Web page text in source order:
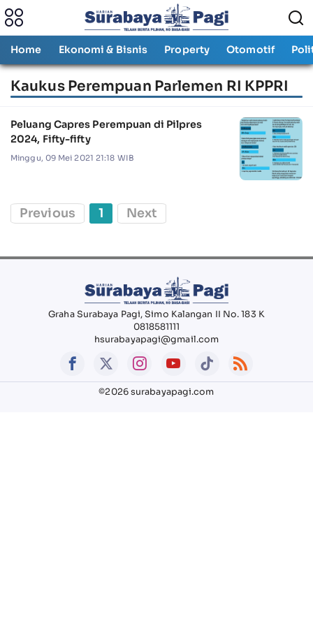
Home Ekonomi & Bisnis Property Otomotif
Kaukus Perempuan Parlemen RI KPPRI
Peluang Capres Perempuan di Pilpres
2024, Fifty-fifty
Minggu, 09 Mei 2021 21:18 WIB
Previous 1 Next
Graha Surabaya Pagi, Simo Kalangan II No. 183 K
0818581111
hsurabayapagi@gmail.com
©2026 surabayapagi.com